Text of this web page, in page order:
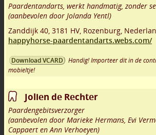
Paardentandarts, werkt handmatig, zonder
(aanbevolen door Jolanda Yentl)
Zanddijk 40 3181 HV, Rozenburg
happyhorse-paardentandarts.webs.com/
Download VCARD
Handig! Importeer dit in de
mobieltje!
Jolien de Rechter
Paardengebitsverzorger
(aanbevolen door Marieke Hermans, Evi
Cappaert en Ann Verhoeyen)